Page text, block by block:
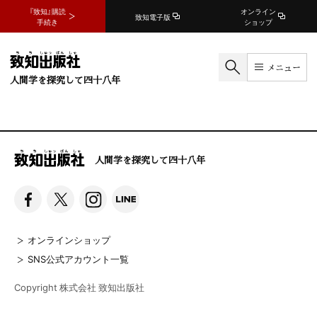
『致知』購読
手続き
致知電子版
オンライン
ショップ
人間学を探究して四十八年
メニュー
人間学を探究して四十八年
オンラインショップ
SNS公式アカウント一覧
Copyright 株式会社 致知出版社